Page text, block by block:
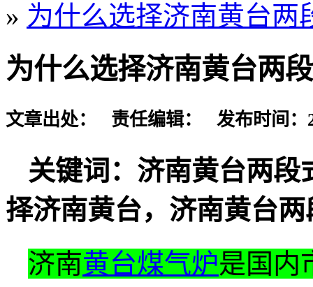
» 为什么选择济南黄台两
为什么选择济南黄台两
文章出处： 责任编辑： 发布时间：
关键词：济南黄台两段
择济南黄台，济南黄台
济南黄台煤气炉是国内